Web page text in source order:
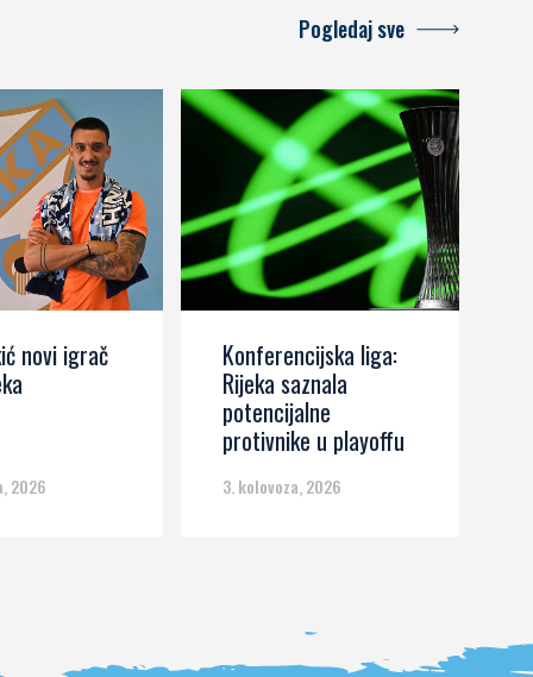
Pogledaj sve
novi igrač
2026
Konferencijska liga:
Rijeka saznala
potencijalne
protivnike u playoffu
3. kolovoza, 2026